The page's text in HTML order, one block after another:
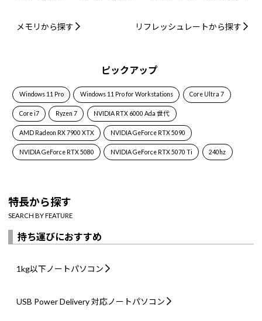
メモリから探す リフレッシュレートから探す
ピックアップ
Windows 11 Pro Windows 11 Pro for Workstations Core Ultra 7
Core i7 Ryzen 7 NVIDIA RTX 6000 Ada 世代
AMD Radeon RX 7900 XTX NVIDIA GeForce RTX 5090
NVIDIA GeForce RTX 5080 NVIDIA GeForce RTX 5070 Ti 240hz
特長から探す
SEARCH BY FEATURE
持ち運びにおすすめ
1kg以下 ノートパソコン
USB Power Delivery 対応ノートパソコン